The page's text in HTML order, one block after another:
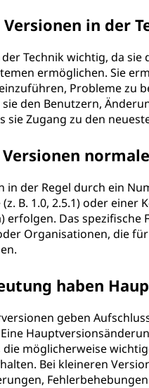
in der
Technik wichtig, da
ermöglichen. Sie
Probleme zu
den Benutzern,
sie Zugang zu den
in der Regel durch ein
B. 1.0, 2.5.1) oder einer
erfolgen. Das
Organisationen, die
haben
geben
möglicherweise
Bei kleineren